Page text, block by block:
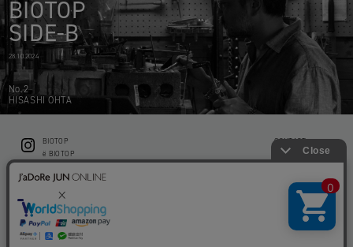
BIOTOP
SIDE-B
28.10.2024
No.2
HISASHI OHTA
BIOTOP
ë BIOTOP
KEEP GREEN BIOTOP
RAMUSIO BIOTOP FUKUOKA
bw BIOTOP
KITCHEN bw BIOTOP
CONTACT
PRIVACY POLICY
STORE INFO